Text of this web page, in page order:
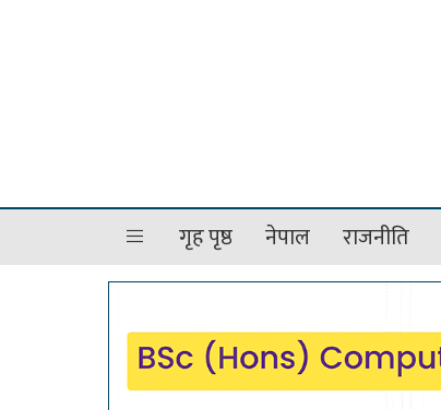
गृह पृष्ठ नेपाल राजनीति